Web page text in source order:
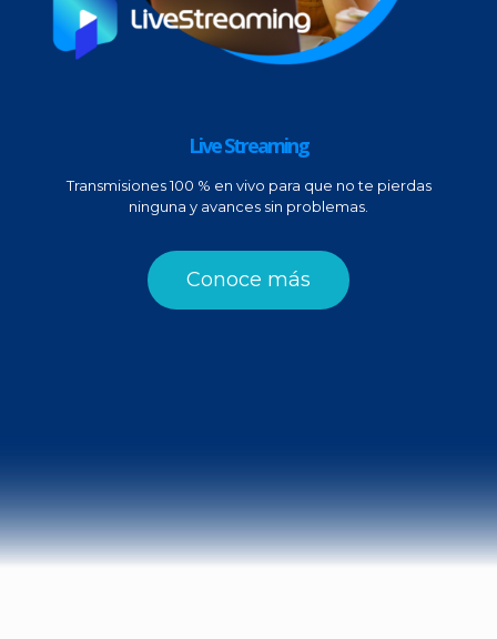
Live Streaming
Transmisiones 100 % en vivo para que no te pierdas
ninguna y avances sin problemas.
Conoce más